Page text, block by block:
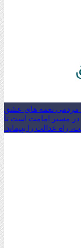
مردمی نغمه های عشق
در مسیر امامت است تا
راه عدالت را بپیماید.